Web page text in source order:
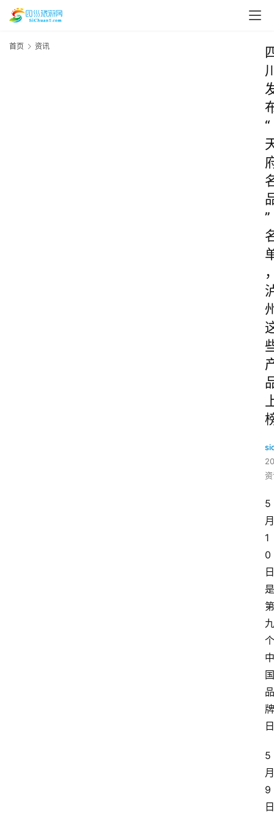
首页 资讯
“
”
5
月
1
0
日
是
第
九
个
中
国
品
牌
日
5
月
9
日